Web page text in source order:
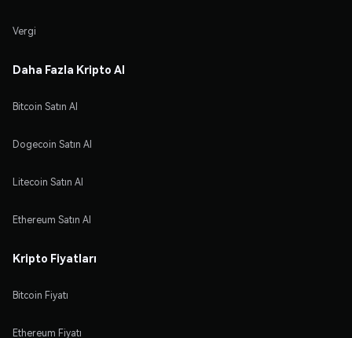
Vergi
Daha Fazla Kripto Al
Bitcoin Satın Al
Dogecoin Satın Al
Litecoin Satın Al
Ethereum Satın Al
Kripto Fiyatları
Bitcoin Fiyatı
Ethereum Fiyatı